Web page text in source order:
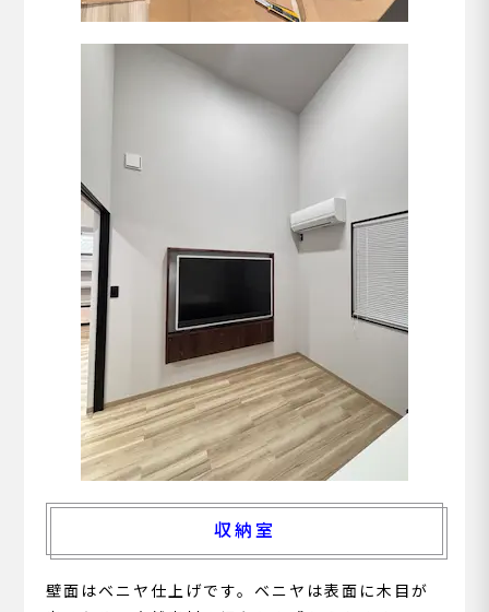
収納室
壁面はベニヤ仕上げです。ベニヤは表面に木目が